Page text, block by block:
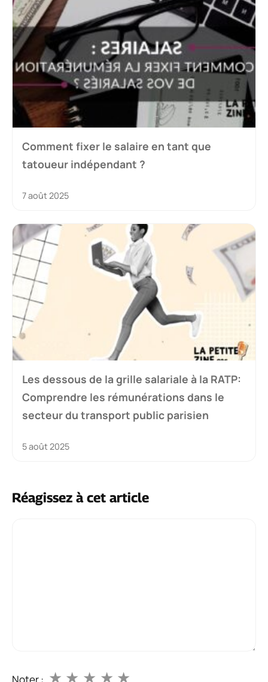
Comment fixer le salaire en tant que
tatoueur indépendant ?
7 août 2025
Les dessous de la grille salariale à la RATP:
Comprendre les rémunérations dans le
secteur du transport public parisien
5 août 2025
Réagissez à cet article
★
★
★
★
★